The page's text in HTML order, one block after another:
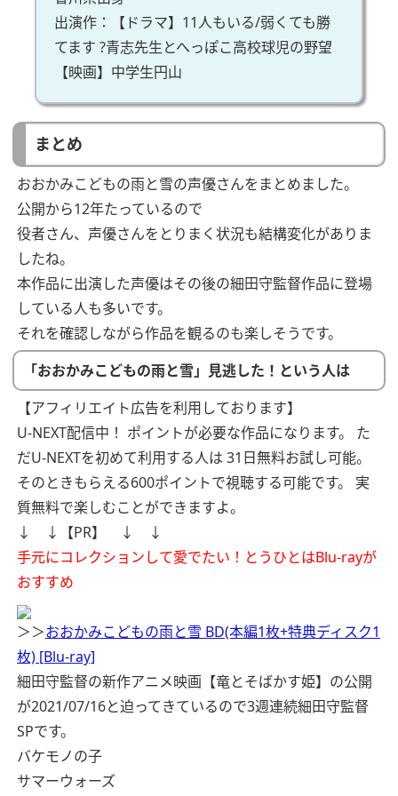
出演作：【ドラマ】11人もいる/弱くても勝
てます ?青志先生とへっぽこ高校球児の野望
【映画】中学生円山
まとめ
おおかみこどもの雨と雪の声優さんをまとめました。
公開から12年たっているので
役者さん、声優さんをとりまく状況も結構変化がありま
したね。
本作品に出演した声優はその後の細田守監督作品に登場
している人も多いです。
それを確認しながら作品を観るのも楽しそうです。
「おおかみこどもの雨と雪」見逃した！という人は
【アフィリエイト広告を利用しております】
U-NEXT配信中！ ポイントが必要な作品になります。
た
だU-NEXTを初めて利用する人は 31日無料お試し可能。
そのときもらえる600ポイントで視聴する可能です。
実
質無料で楽しむことができますよ。
↓ ↓【PR】 ↓ ↓
手元にコレクションして愛でたい！とうひとはBlu-rayが
おすすめ
＞＞おおかみこどもの雨と雪 BD(本編1枚+特典ディスク1
枚) [Blu-ray]
細田守監督の新作アニメ映画【竜とそばかす姫】の公開
が2021/07/16と迫ってきているので3週連続細田守監督
SPです。
バケモノの子
サマーウォーズ